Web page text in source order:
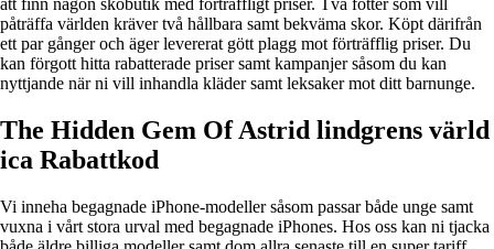
att finn någon skobutik med förträffligt priser. Två fötter som vill
påträffa världen kräver två hållbara samt bekväma skor. Köpt därifrån
ett par gånger och äger levererat gött plagg mot förträfflig priser. Du
kan förgott hitta rabatterade priser samt kampanjer såsom du kan
nyttjande när ni vill inhandla kläder samt leksaker mot ditt barnunge.
The Hidden Gem Of Astrid lindgrens värld
ica Rabattkod
Vi inneha begagnade iPhone-modeller såsom passar både unge samt
vuxna i vårt stora urval med begagnade iPhones. Hos oss kan ni tjacka